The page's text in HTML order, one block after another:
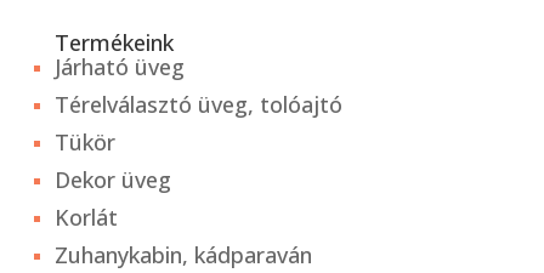
Termékeink
Járható üveg
Térelválasztó üveg, tolóajtó
Tükör
Dekor üveg
Korlát
Zuhanykabin, kádparaván